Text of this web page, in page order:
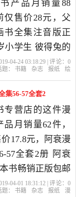
的漫画书籍，由
发货。
产品月销量88
仅售价28元，父
书全集注音版正
小学生 彼得兔的
3岁儿童书籍1一
推荐 父与子书
一米图书专营店
杂志,报纸当中性
的绘本,图画书，
京发货。
04-24 03:18:29 | 评论： 0
题： 书籍 杂志 报纸
绘
集56-57全套2
专营店的这件漫
月销量62件，
17.8元，阿衰漫
57全套2册 阿衰
书畅销正版包邮
故事书彩色图书
04-01 18:31:12 | 评论： 0
题： 书籍 杂志 报纸
漫